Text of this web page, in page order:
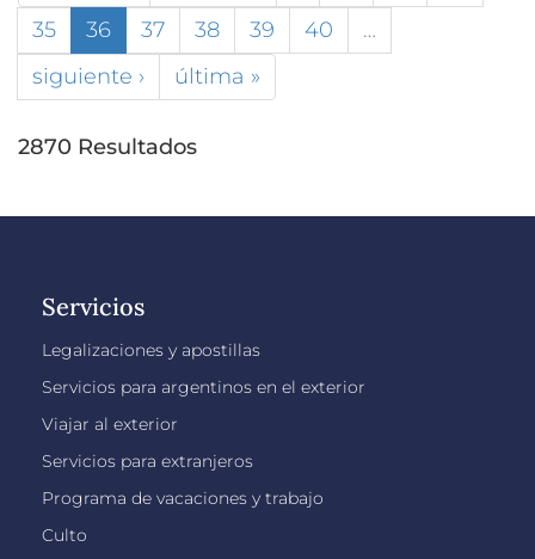
35
36 37 38 39 40
…
siguiente ›
última »
2870 Resultados
Servicios
Legalizaciones y apostillas
Servicios para argentinos en el exterior
Viajar al exterior
Servicios para extranjeros
Programa de vacaciones y trabajo
Culto